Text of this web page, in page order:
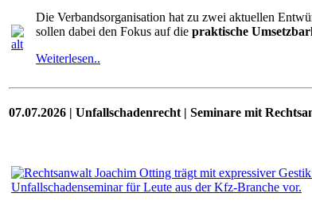
Die Verbandsorganisation hat zu zwei aktuellen
sollen dabei den Fokus auf die praktische
Weiterlesen..
07.07.2026 | Unfallschadenrecht | Seminare mit